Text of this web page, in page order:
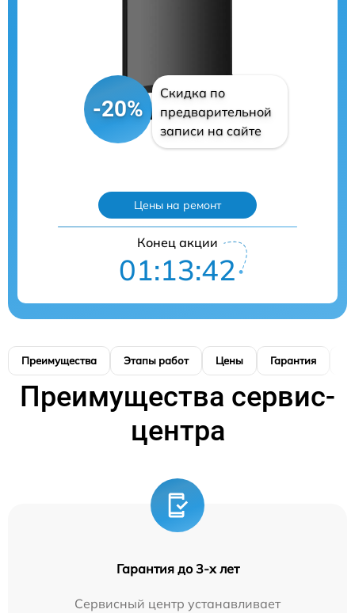
-20%
Скидка по
предварительной
записи на сайте
Цены на ремонт
Конец акции
01:13:41
Преимущества Этапы работ Цены Гарантия
Преимущества сервис-
центра
Гарантия до 3-х лет
Сервисный центр устанавливает